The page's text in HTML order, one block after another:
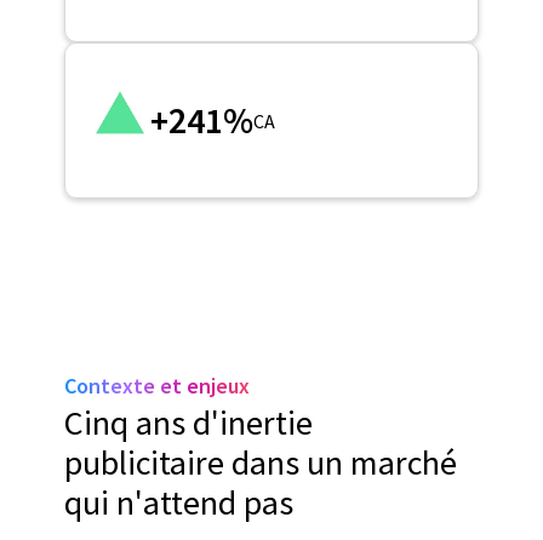
+241%CA
Contexte et enjeux
Cinq ans d'inertie
publicitaire dans un marché
qui n'attend pas